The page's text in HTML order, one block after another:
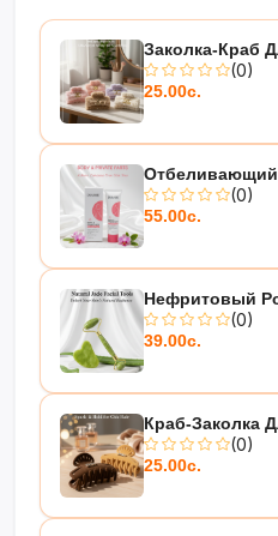
Заколка-Краб
(0)
25.00с.
(0)
55.00с.
Нефритовый
(0)
39.00с.
Краб-Заколка
(0)
25.00с.